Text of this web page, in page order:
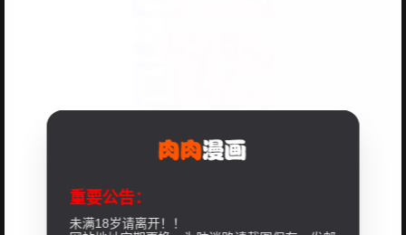
重要公告：
未满18岁请离开！！